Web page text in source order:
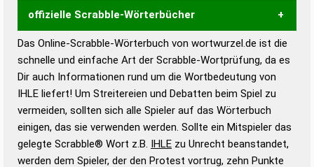
offizielle Scrabble-Wörterbücher
Wortwurzel liefert mit Hilfe eines semantischen
Wortanalyse-Algorithmus gute Anhaltspunkte zu
Wortbedeutung, Worttrennung und Wortform, um die
Gültigkeit eines Wortes für das Scrabble-Spiel zu
bestimmen!
zugelassene Turnier Scrabble-
Wörterbücher sind:
Duden – Standardwerk in 12 Bänden
Das Online-Scrabble-Wörterbuch von wortwurzel.de ist die
schnelle und einfache Art der Scrabble-Wortprüfung, da es
Dir auch Informationen rund um die Wortbedeutung von
IHLE liefert! Um Streitereien und Debatten beim Spiel zu
vermeiden, sollten sich alle Spieler auf das Wörterbuch
einigen, das sie verwenden werden. Sollte ein Mitspieler das
gelegte Scrabble® Wort z.B. IHLE zu Unrecht beanstandet,
werden dem Spieler, der den Protest vortrug, zehn Punkte